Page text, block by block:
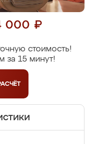
000 ₽
стоимость!
за 15 минут!